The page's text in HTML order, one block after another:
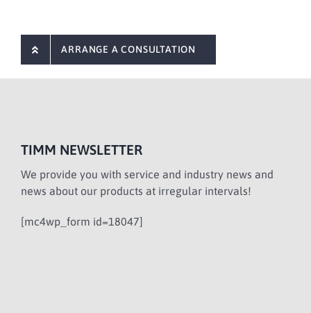
ARRANGE A CONSULTATION
TIMM NEWSLETTER
We provide you with service and industry news and
news about our products at irregular intervals!
[mc4wp_form id=18047]